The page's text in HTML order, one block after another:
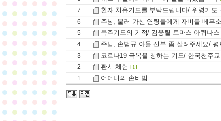
7 환자 치유기도를 부탁드립니다/ 위령기도
6 주님, 불러 가신 연령들에게 자비를 베푸
5 묵주기도의 기적/ 김웅렬 토마스 아퀴나
4 주님, 손범규 아들 신부 좀 살려주세요/
3 코로나19 극복을 청하는 기도/ 한국천주
2 환시 체험 [1]
1 어머니의 손비빔